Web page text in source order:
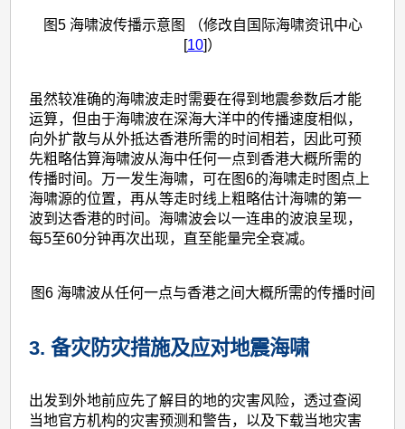
图5 海啸波传播示意图 （修改自国际海啸资讯中心
[10]）
虽然较准确的海啸波走时需要在得到地震参数后才能
运算，但由于海啸波在深海大洋中的传播速度相似，
向外扩散与从外抵达香港所需的时间相若，因此可预
先粗略估算海啸波从海中任何一点到香港大概所需的
传播时间。万一发生海啸，可在图6的海啸走时图点上
海啸源的位置，再从等走时线上粗略估计海啸的第一
波到达香港的时间。海啸波会以一连串的波浪呈现，
每5至60分钟再次出现，直至能量完全衰减。
图6 海啸波从任何一点与香港之间大概所需的传播时间
3. 备灾防灾措施及应对地震海啸
出发到外地前应先了解目的地的灾害风险，透过查阅
当地官方机构的灾害预测和警告，以及下载当地灾害